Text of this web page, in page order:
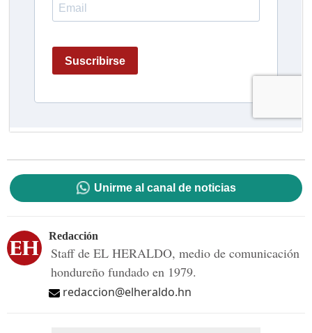
Unirme al canal de noticias
Redacción
Staff de EL HERALDO, medio de comunicación
hondureño fundado en 1979.
redaccion@elheraldo.hn